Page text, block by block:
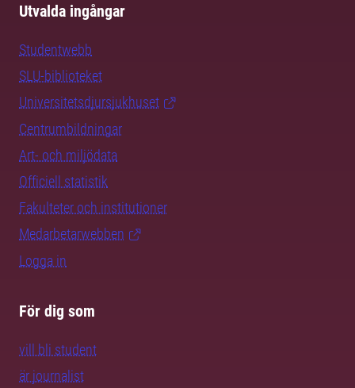
Utvalda ingångar
Studentwebb
SLU-biblioteket
Universitetsdjursjukhuset
Centrumbildningar
Art- och miljödata
Officiell statistik
Fakulteter och institutioner
Medarbetarwebben
Logga in
För dig som
vill bli student
är journalist